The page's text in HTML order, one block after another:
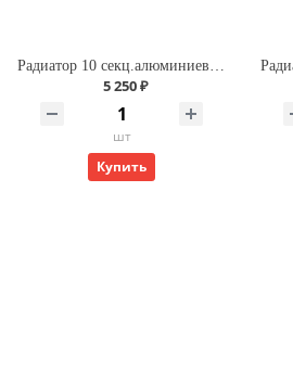
Радиатор 10 секц.алюминиевый ROMMER Optima 500 (RAL9016)
5 250 ₽
шт
Купить